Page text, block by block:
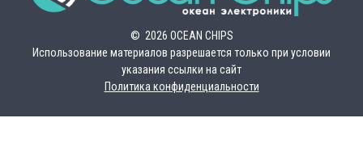
© 2026 OCEAN CHIPS
Использование материалов разрешается только при условии
указания ссылки на сайт
Политика конфиденциальности